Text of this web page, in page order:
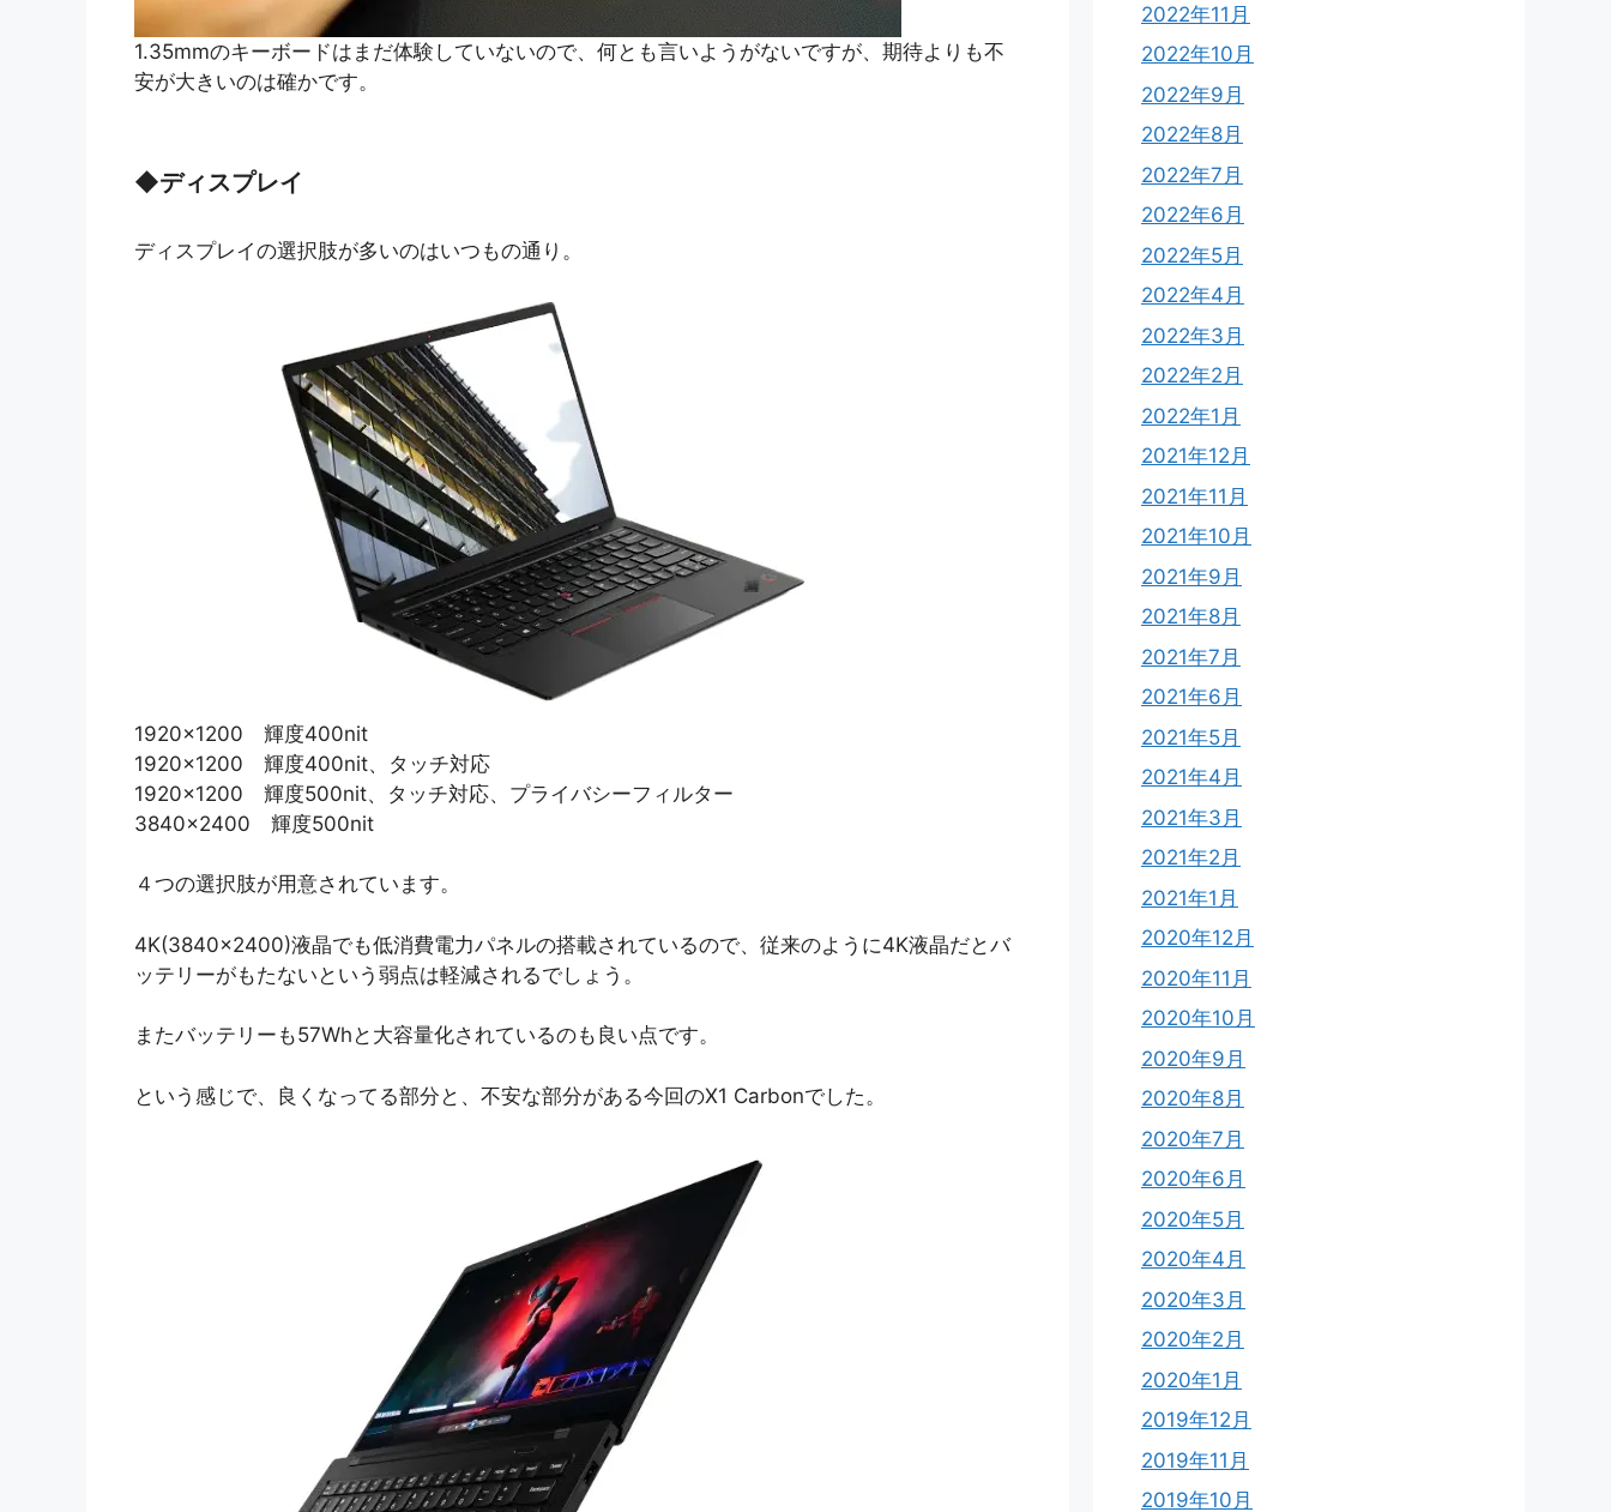
1.35mmのキーボードはまだ体験していないので、何とも言いようがないですが、期待よりも不
安が大きいのは確かです。
◆ディスプレイ
ディスプレイの選択肢が多いのはいつもの通り。
1920×1200 輝度400nit
1920×1200 輝度400nit、タッチ対応
1920×1200 輝度500nit、タッチ対応、プライバシーフィルター
3840×2400 輝度500nit
４つの選択肢が用意されています。
4K(3840×2400)液晶でも低消費電力パネルの搭載されているので、従来のように4K液晶だとバ
ッテリーがもたないという弱点は軽減されるでしょう。
またバッテリーも57Whと大容量化されているのも良い点です。
という感じで、良くなってる部分と、不安な部分がある今回のX1 Carbonでした。
2022年11月
2022年10月
2022年9月
2022年8月
2022年7月
2022年6月
2022年5月
2022年4月
2022年3月
2022年2月
2022年1月
2021年12月
2021年11月
2021年10月
2021年9月
2021年8月
2021年7月
2021年6月
2021年5月
2021年4月
2021年3月
2021年2月
2021年1月
2020年12月
2020年11月
2020年10月
2020年9月
2020年8月
2020年7月
2020年6月
2020年5月
2020年4月
2020年3月
2020年2月
2020年1月
2019年12月
2019年11月
2019年10月